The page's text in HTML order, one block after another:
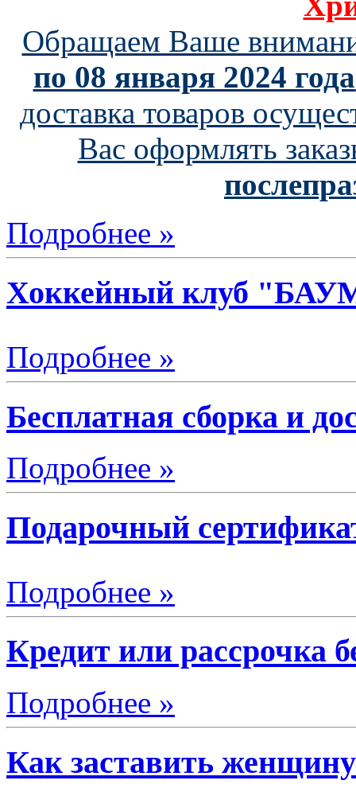
Обращаем Ваше
по 08 января 2024 года
доставка товаров
Вас оформлять
Подробнее »
Хоккейный клуб
Подробнее »
Бесплатная сборка и
Подробнее »
Подарочный
Подробнее »
Кредит или рассрочка
Подробнее »
Как заставить